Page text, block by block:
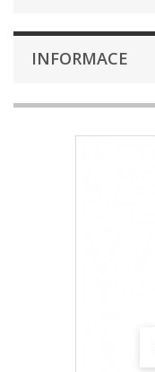
INFORMACE